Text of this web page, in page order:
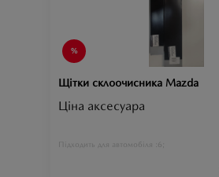
Щітки склоочисника Mazda
Ціна аксесуара
Підходить для автомобіля : 6;